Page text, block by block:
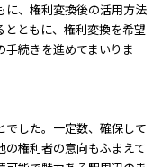
に、権利変換後の活用方法
ともに、権利変換を希望
続きを進めてまいりま
した。一定数、確保して
権利者の意向もふまえて